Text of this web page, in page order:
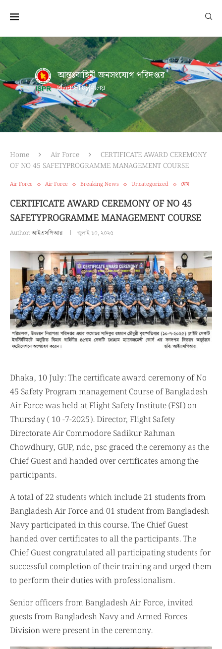
আন্তঃবাহিনী জনসংযোগ পরিদপ্তর
প্রতিরক্ষা মন্ত্রণালয়
Home Air Force
CERTIFICATE AWARD CEREMONY
OF NO 45 SAFETYPROGRAMME MANAGEMENT COURSE
Air Force Air Force Breaking News Uncategorized হোম
CERTIFICATE AWARD CEREMONY OF NO 45
SAFETYPROGRAMME MANAGEMENT COURSE
Author:আইএসপিআর জুলাই ১০, ২০২৫
Dhaka, 10 July: The certificate award ceremony of No
45 Safety Program management Course of Bangladesh
Air Force was held at Flight Safety Institute (FSI) on
Thursday ( 10 -7-2025). Director, Flight Safety
Directorate Air Commodore Sadikur Rahman
Chowdhury, GUP, ndc, psc graced the ceremony as the
Chief Guest and handed over certificates among the
participants.
A total of 22 students which include 21 students from
Bangladesh Air Force and 01 student from Bangladesh
Navy participated in this course. The Chief Guest
handed over certificates to all the participants. The
Chief Guest congratulated all participating students for
successful completion of their training and urged them
to perform their duties with professionalism.
Senior officers from Bangladesh Air Force, invited
guests from Bangladesh Navy and Armed Forces
Division were present in the ceremony.